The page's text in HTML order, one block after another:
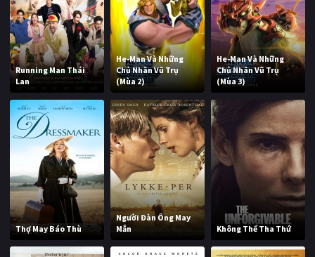
Running Man Thái
Lan
He-Man Và Những
Chủ Nhân Vũ Trụ
(Mùa 2)
He-Man Và Những
Chủ Nhân Vũ Trụ
(Mùa 3)
Thợ May Báo Thù
Người Đàn Ông May
Mắn
Không Thể Tha Thứ